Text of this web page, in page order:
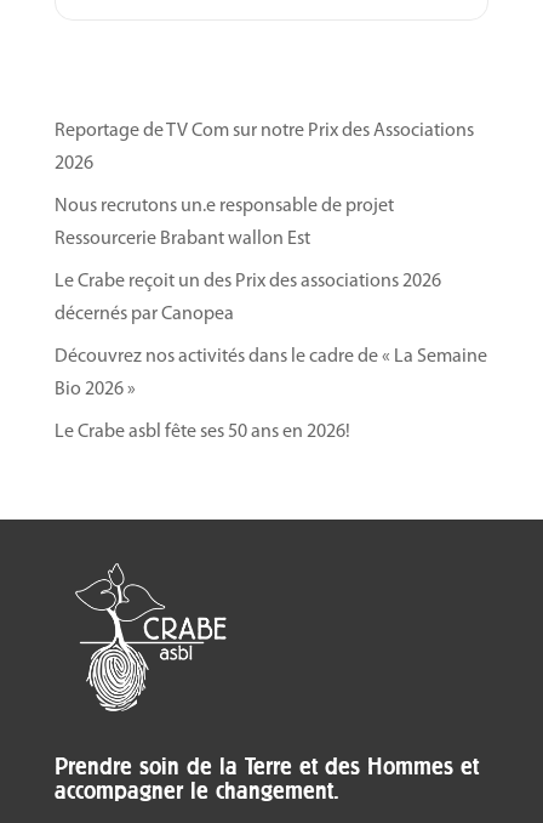
d’une production professionnelle.
Programm
Jour 1 :
Théorie sur la conservation des légumes
(microbiologie alimentaire, techniques de
économiques et logistiques.
Pratique en atelier, sur base d’une sélection
de vos choix de transformation.
Jour 3 :
(suite);
Reportage de TV Com sur notre Prix des Associations
2026
Nous recrutons un.e responsable de projet
Ressourcerie Brabant wallon Est
Le Crabe reçoit un des Prix des associations 2026
décernés par Canopea
Découvrez nos activités dans le cadre de « La Semaine
Bio 2026 »
Le Crabe asbl fête ses 50 ans en 2026!
Prendre soin de la Terre et des Hommes et
accompagner le changement.